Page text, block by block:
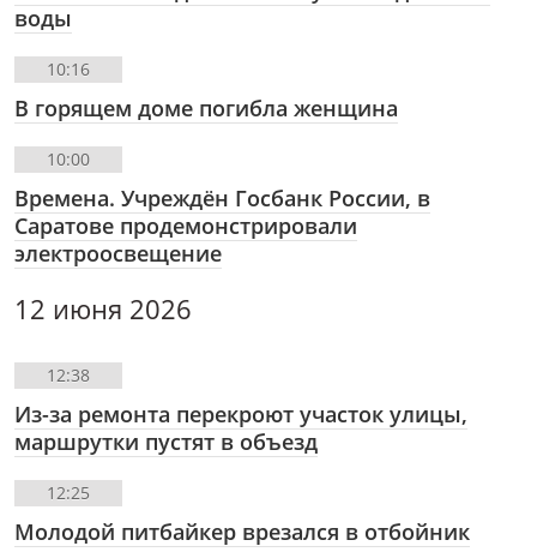
воды
10:16
В горящем доме погибла женщина
10:00
Времена. Учреждëн Госбанк России, в
Саратове продемонстрировали
электроосвещение
12 июня 2026
12:38
Из-за ремонта перекроют участок улицы,
маршрутки пустят в объезд
12:25
Молодой питбайкер врезался в отбойник